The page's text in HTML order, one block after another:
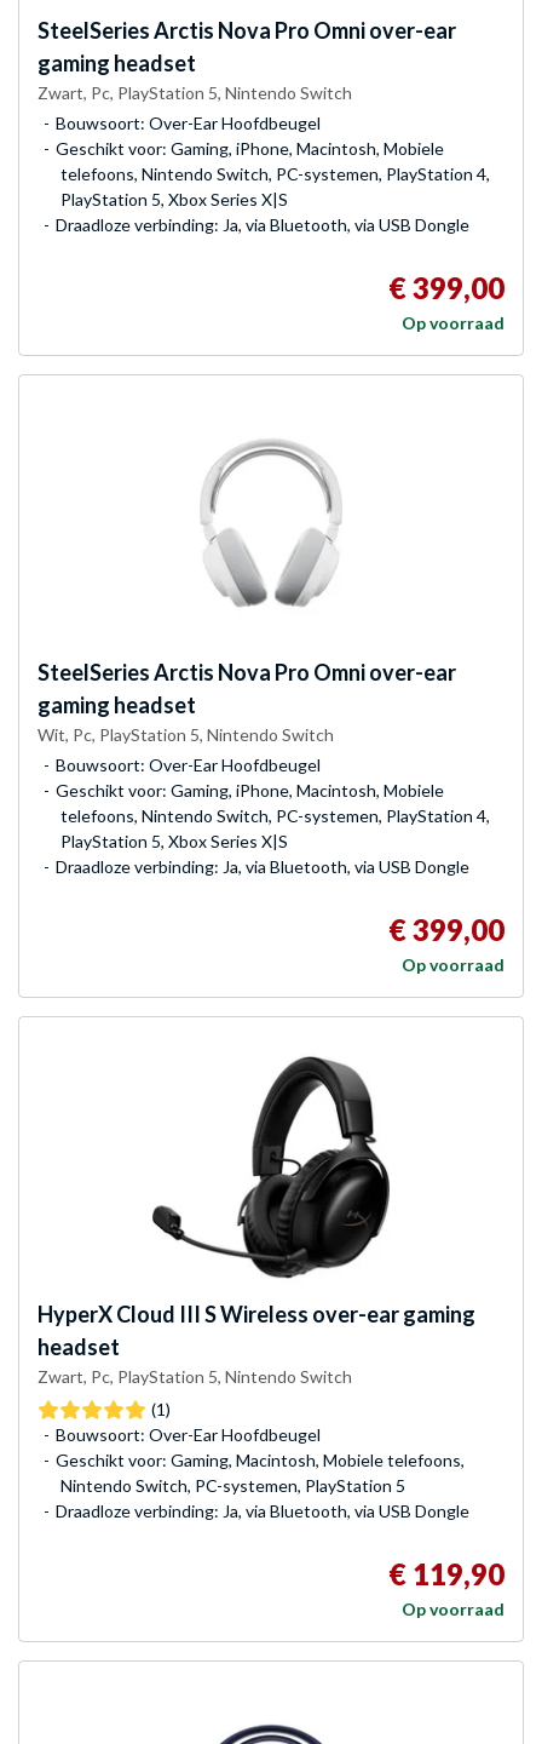
SteelSeriesArctis Nova Pro Omni over-ear
gaming headset
Zwart, Pc, PlayStation 5, Nintendo Switch
Bouwsoort: Over-Ear Hoofdbeugel
Geschikt voor: Gaming, iPhone, Macintosh, Mobiele
telefoons, Nintendo Switch, PC-systemen, PlayStation 4,
PlayStation 5, Xbox Series X|S
Draadloze verbinding: Ja, via Bluetooth, via USB Dongle
€ 399,00
Op voorraad
SteelSeriesArctis Nova Pro Omni over-ear
gaming headset
Wit, Pc, PlayStation 5, Nintendo Switch
Bouwsoort: Over-Ear Hoofdbeugel
Geschikt voor: Gaming, iPhone, Macintosh, Mobiele
telefoons, Nintendo Switch, PC-systemen, PlayStation 4,
PlayStation 5, Xbox Series X|S
Draadloze verbinding: Ja, via Bluetooth, via USB Dongle
€ 399,00
Op voorraad
HyperXCloud III S Wireless over-ear gaming
headset
Zwart, Pc, PlayStation 5, Nintendo Switch
(1)
Bouwsoort: Over-Ear Hoofdbeugel
Geschikt voor: Gaming, Macintosh, Mobiele telefoons,
Nintendo Switch, PC-systemen, PlayStation 5
Draadloze verbinding: Ja, via Bluetooth, via USB Dongle
€ 119,90
Op voorraad